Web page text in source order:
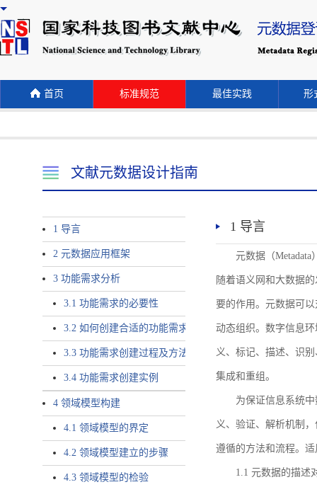
首页 标准规范 最佳实践 形
文献元数据设计指南
1 导言
2 元数据应用框架
3 功能需求分析
3.1 功能需求的必要性
3.2 如何创建合适的功能需求
3.3 功能需求创建过程及方法
3.4 功能需求创建实例
4 领域模型构建
4.1 领域模型的界定
4.2 领域模型建立的步骤
4.3 领域模型的检验
1 导言
元数据（
随着语义网和大数据
要的作用。元数据可
动态组织。数字信息
义、标记、描述、识
集成和重组。
为保证信息系统
义、验证、解析机制
遵循的方法和流程。
1.1 元数据的描述